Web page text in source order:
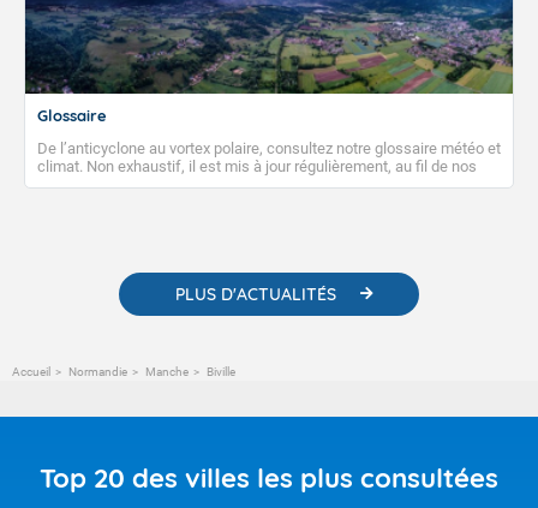
Glossaire
De l’anticyclone au vortex polaire, consultez notre glossaire météo et
climat. Non exhaustif, il est mis à jour régulièrement, au fil de nos
publications. Vous y trouverez également des liens utiles vers nos
PLUS D'ACTUALITÉS
Accueil Normandie Manche Biville
Top 20 des villes les plus consultées